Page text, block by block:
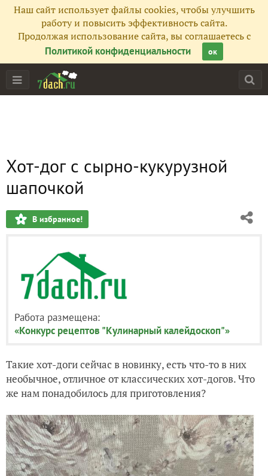
Наш сайт использует файлы cookies, чтобы улучшить
работу и повысить эффективность сайта.
Продолжая использование сайта, вы соглашаетесь с
Политикой конфиденциальности
ок
Хот-дог с сырно-кукурузной
шапочкой
В избранное!
Работа размещена:
«Конкурс рецептов "Кулинарный калейдоскоп"»
Такие хот-доги сейчас в новинку, есть что-то в них
необычное, отличное от классических хот-догов. Что
же нам понадобилось для приготовления?